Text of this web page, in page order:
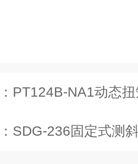
PT124B-NA1动态
SDG-236固定式测